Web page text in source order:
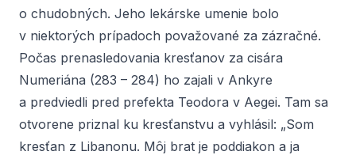
o chudobných. Jeho lekárske umenie bolo
v niektorých prípadoch považované za zázračné.
Počas prenasledovania kresťanov za cisára
Numeriána (283 – 284) ho zajali v Ankyre
a predviedli pred prefekta Teodora v Aegei. Tam sa
otvorene priznal ku kresťanstvu a vyhlásil: „Som
kresťan z Libanonu. Môj brat je poddiakon a ja